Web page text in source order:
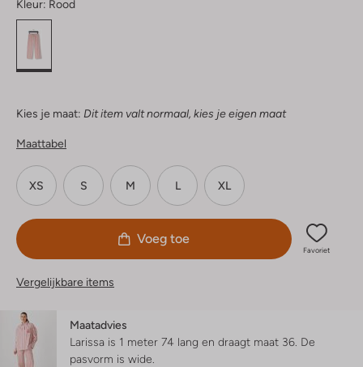
Kleur: Rood
Kies je maat: Dit item valt normaal, kies je eigen maat
Maattabel
XS S M L XL
Voeg toe
Favoriet
Vergelijkbare items
Maatadvies
Larissa is 1 meter 74 lang en draagt maat 36. De
pasvorm is wide